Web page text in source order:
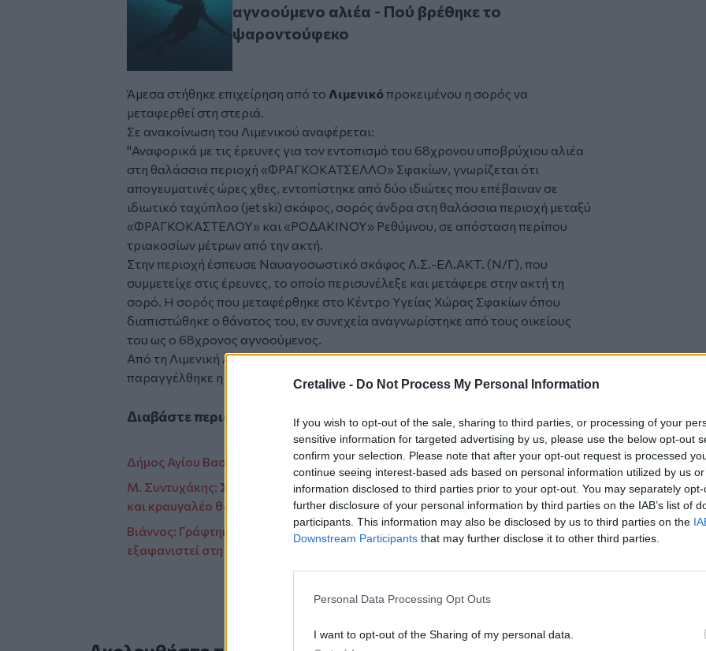
Cretalive - Do Not Process My Personal Information
If you wish to opt-out of the sale, sharing to third parties, or processing of your
sensitive information for targeted advertising by us, please use the below opt-out
confirm your selection. Please note that after your opt-out request is processed
continue seeing interest-based ads based on personal information utilized by us
information disclosed to third parties prior to your opt-out. You may separately
further disclosure of your personal information by third parties on the IAB’s list of
participants. This information may also be disclosed by us to third parties on the
Downstream Participants that may further disclose it to other third parties.
Personal Data Processing Opt Outs
I want to opt-out of the Sharing of my personal data.
αγνοούμενο αλιέα - Πού βρέθηκε το
ψαροντούφεκο
Άμεσα στήθηκε επιχείρηση από το Λιμενικόπροκειμένου η σορός να
μεταφερθεί στη στεριά.
Σε ανακοίνωση του Λιμενικού αναφέρεται:
"Αναφορικά με τις έρευνες για τον εντοπισμό του 68χρονου υποβρύχιου αλιέα
στη θαλάσσια περιοχή «ΦΡΑΓΚΟΚΑΤΣΕΛΛΟ» Σφακίων, γνωρίζεται ότι
απογευματινές ώρες χθες, εντοπίστηκε από δύο ιδιώτες που επέβαιναν σε
ιδιωτικό ταχύπλοο (jet ski) σκάφος, σορός άνδρα στη θαλάσσια περιοχή μεταξύ
«ΦΡΑΓΚΟΚΑΣΤΕΛΟΥ» και «ΡΟΔΑΚΙΝΟΥ» Ρεθύμνου, σε απόσταση περίπου
τριακοσίων μέτρων από την ακτή.
Στην περιοχή έσπευσε Ναυαγοσωστικό σκάφος Λ.Σ.-ΕΛ.ΑΚΤ. (Ν/Γ), που
συμμετείχε στις έρευνες, το οποίο περισυνέλεξε και μετάφερε στην ακτή τη
σορό. Η σορός που μεταφέρθηκε στο Κέντρο Υγείας Χώρας Σφακίων όπου
διαπιστώθηκε ο θάνατος του, εν συνεχεία αναγνωρίστηκε από τους οικείους
του ως ο 68χρονος αγνοούμενος.
Από τη Λιμενική Αρχή Χώρας Σφακίων που διενεργεί την προανάκριση
παραγγέλθηκε η διενέργεια νεκροψίας – νεκροτομής".
Διαβάστε περισσότερες ειδήσεις από την Κρήτη και τα Χανιά
Δήμος Αγίου Βασιλείου: Δυναμική παρουσία στην Έκθεση Κρητικής Διατροφής
Μ. Συντυχάκης: Στην υπόθεση των παρακολουθήσεων υπάρχει μεθοδευμένο
και κραυγαλέο θάψιμο της αλήθειας
Βιάννος: Γράφτηκε ο τραγικός επίλογος - Νεκρή εντοπίστηκε η 74χρονη που είχε
εξαφανιστεί στη Σύμη